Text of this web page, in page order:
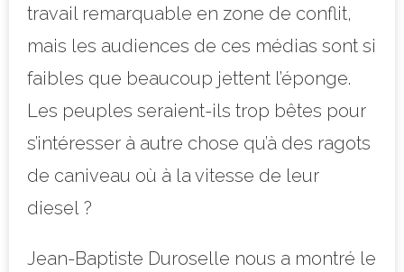
travail remarquable en zone de conflit,
mais les audiences de ces médias sont si
faibles que beaucoup jettent l’éponge.
Les peuples seraient-ils trop bêtes pour
s’intéresser à autre chose qu’à des ragots
de caniveau où à la vitesse de leur
diesel ?
Jean-Baptiste Duroselle nous a montré le